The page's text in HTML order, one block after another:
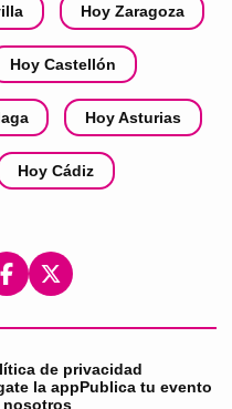
Hoy Zaragoza
Hoy Castellón
Hoy Asturias
Hoy Cádiz
de privacidad
la appPublica tu evento
nosotros